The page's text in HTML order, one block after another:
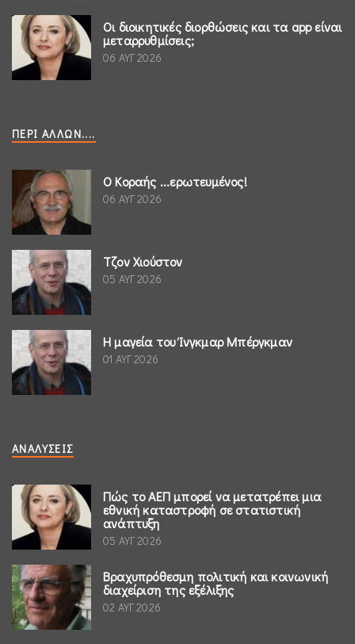
Οι διοικητικές διορθώσεις και τα app είναι
μεταρρυθμίσεις;
06 ΑΥΓ 2026
ΠΕΡΊ ΆΛΛΩΝ....
Ο Κοραής ...ερωτευμένος!
06 ΑΥΓ 2026
Τζον Χιούστον
05 ΑΥΓ 2026
Η μαγεία του Ίνγκμαρ Μπέργκμαν
01 ΑΥΓ 2026
ΑΝΑΛΎΣΕΙΣ
Πώς το ΑΕΠ μπορεί να μετατρέπει μια
εθνική καταστροφή σε στατιστική
ανάπτυξη
05 ΑΥΓ 2026
Βραχυπρόθεσμη πολιτική και κοινωνική
διαχείριση της εξέλιξης
02 ΑΥΓ 2026